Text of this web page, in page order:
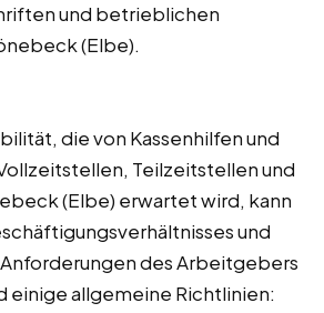
und betrieblichen
(Elbe).
die von Kassenhilfen und
Teilzeitstellen und
(Elbe) erwartet wird, kann
und
des Arbeitgebers
einige allgemeine Richtlinien: